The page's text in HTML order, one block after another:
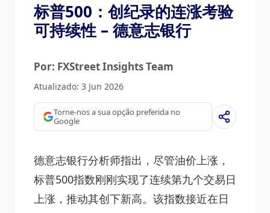
标普500：创纪录的连涨考验
可持续性 – 德意志银行
Por: FXStreet Insights Team
Atualizado: 3 Jun 2026
Torne-nos a sua opção preferida no
Google
德意志银行分析师指出，尽管油价上涨，
标普500指数刚刚实现了连续第九个交易日
上涨，推动其创下新高。该指数接近在日